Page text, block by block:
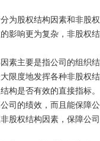
为股权结构因素和非股权
影响更为复杂，非股权结
素主要是指公司的组织结
限度地发挥各种非股权结
构是否有效的直接指标。
司的绩效，而且能保障公
股权结构因素，保障公司